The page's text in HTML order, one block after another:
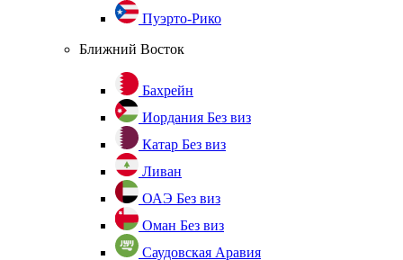
Пуэрто-Рико
Ближний Восток
Бахрейн
Иордания Без виз
Катар Без виз
Ливан
ОАЭ Без виз
Оман Без виз
Саудовская Аравия